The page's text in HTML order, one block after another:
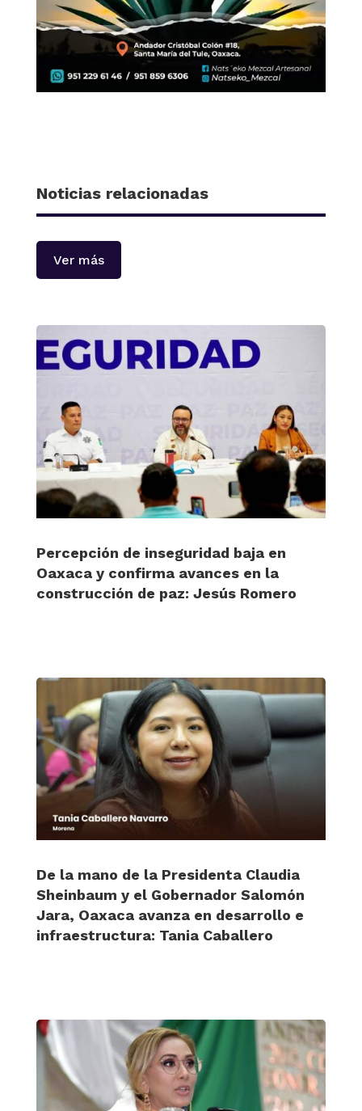
Noticias relacionadas
Ver más
Percepción de inseguridad baja en
Oaxaca y confirma avances en la
construcción de paz: Jesús Romero
De la mano de la Presidenta Claudia
Sheinbaum y el Gobernador Salomón
Jara, Oaxaca avanza en desarrollo e
infraestructura: Tania Caballero